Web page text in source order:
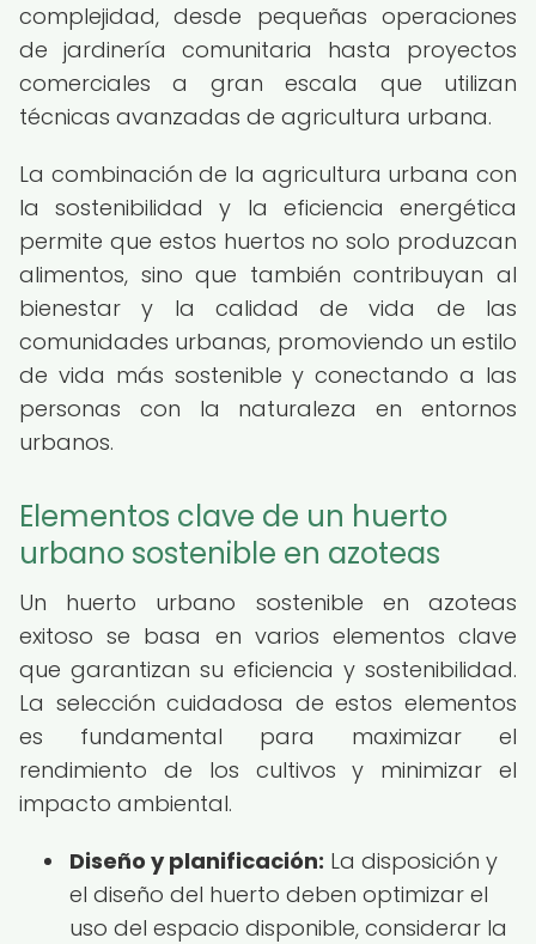
complejidad, desde pequeñas operaciones
de jardinería comunitaria hasta proyectos
comerciales a gran escala que utilizan
técnicas avanzadas de agricultura urbana.
La combinación de la agricultura urbana con
la sostenibilidad y la eficiencia energética
permite que estos huertos no solo produzcan
alimentos, sino que también contribuyan al
bienestar y la calidad de vida de las
comunidades urbanas, promoviendo un estilo
de vida más sostenible y conectando a las
personas con la naturaleza en entornos
urbanos.
Elementos clave de un huerto
urbano sostenible en azoteas
Un huerto urbano sostenible en azoteas
exitoso se basa en varios elementos clave
que garantizan su eficiencia y sostenibilidad.
La selección cuidadosa de estos elementos
es fundamental para maximizar el
rendimiento de los cultivos y minimizar el
impacto ambiental.
Diseño y planificación: La disposición y
el diseño del huerto deben optimizar el
uso del espacio disponible, considerar la